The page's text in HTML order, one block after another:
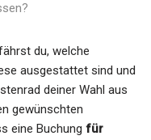
du, welche
ausgestattet sind und
deiner Wahl aus
gewünschten
eine Buchung für